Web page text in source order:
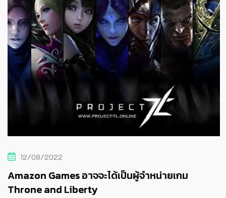
12/08/2022
Amazon Games อาจจะได้เป็นผู้จำหน่ายเกม
Throne and Liberty